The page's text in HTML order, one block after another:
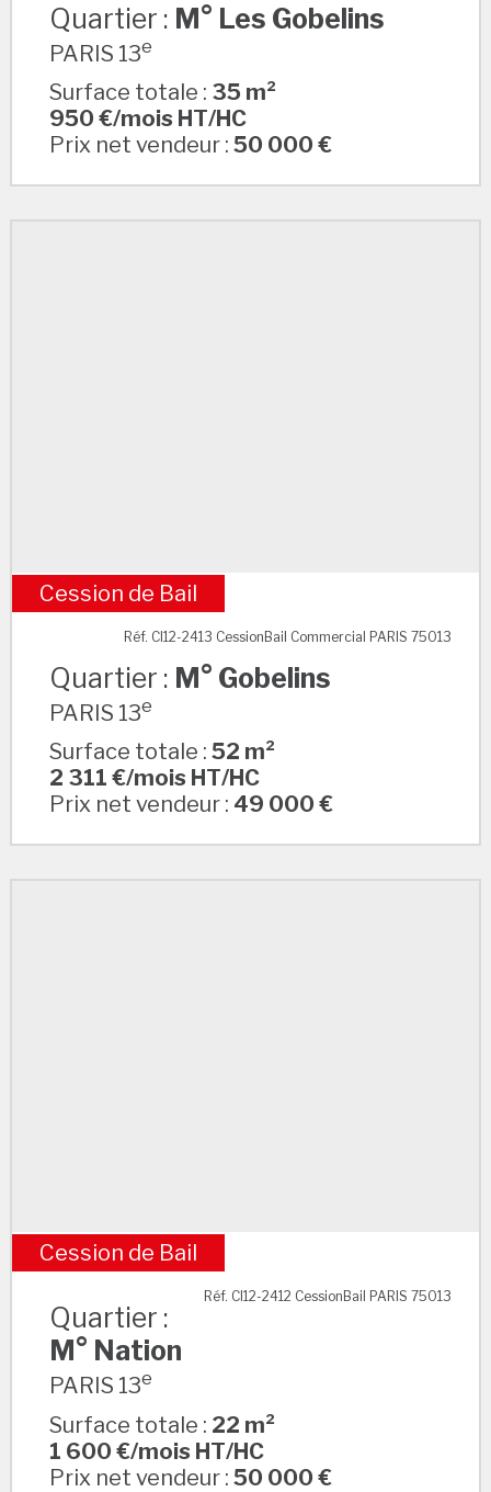
Quartier : M° Les Gobelins
PARIS 13e
Surface totale : 35 m²
950 €/mois HT/HC
Prix net vendeur :50 000 €
M° Gobelins
Cession de Bail
Réf. CI12-2413 CessionBail Commercial PARIS 75013
Quartier : M° Gobelins
PARIS 13e
Surface totale :52 m²
2 311 €/mois HT/HC
Prix net vendeur : 49 000 €
M° Nation
Cession de Bail
Réf. CI12-2412 CessionBail PARIS 75013
Quartier :
M° Nation
PARIS 13e
Surface totale : 22 m²
1 600 €/mois HT/HC
Prix net vendeur :50 000 €